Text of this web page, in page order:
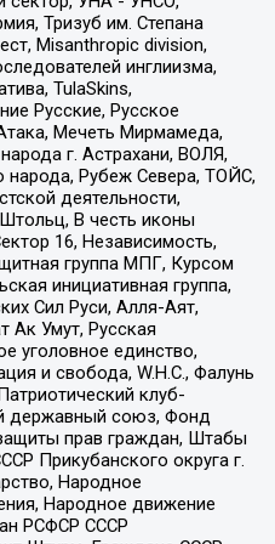
Тризуб им. Степана
Misanthropic division,
инглиизма,
TulaSkins,
Русские, Русское
Мечеть Мирмамеда,
г. Астрахани, ВОЛЯ,
Рубеж Севера, ТОЙС,
деятельности,
В честь иконы
16, Независимость,
группа МПГ, Курсом
инициативная группа,
Сил Руси, Алля-Аят,
Ак Умут, Русская
уголовное единство,
и свобода, W.H.С., Фалунь
клуб-
державный союз, Фонд
прав граждан, Штабы
Прикубанского округа г.
Народное
Народное движение
РСФСР СССР